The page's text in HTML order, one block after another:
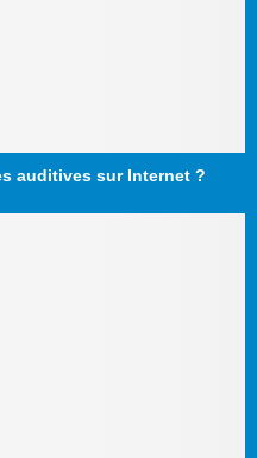
auditives sur Internet ?